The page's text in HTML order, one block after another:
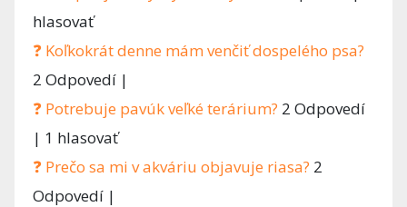
hlasovať
❓ Koľkokrát denne mám venčiť dospelého psa?
2 Odpovedí |
❓ Potrebuje pavúk veľké terárium? 2 Odpovedí
| 1 hlasovať
❓ Prečo sa mi v akváriu objavuje riasa? 2
Odpovedí |